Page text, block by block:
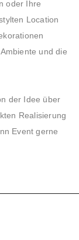
oder Ihre
Location
und die
der Idee über
Realisierung
Event gerne